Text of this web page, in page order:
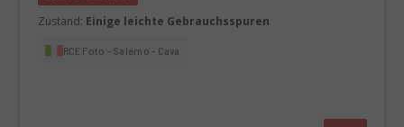
Zustand: Einige leichte Gebrauchsspuren
RCE Foto - Salerno - Cava